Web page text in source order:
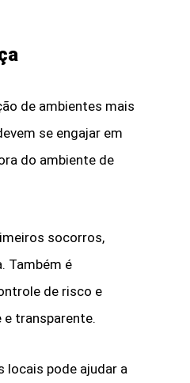
de ambientes mais
se engajar em
do ambiente de
socorros,
Também é
de risco e
transparente.
locais pode ajudar a